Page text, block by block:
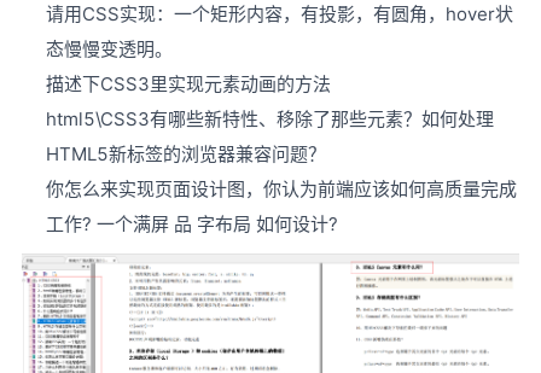
请用CSS实现：一个矩形内容，有投影，有圆角，hover状
态慢慢变透明。
描述下CSS3里实现元素动画的方法
html5\CSS3有哪些新特性、移除了那些元素？如何处理
HTML5新标签的浏览器兼容问题？
你怎么来实现页面设计图，你认为前端应该如何高质量完成
工作? 一个满屏 品 字布局 如何设计?